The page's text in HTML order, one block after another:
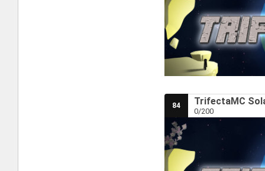
84 TrifectaMC
0/200